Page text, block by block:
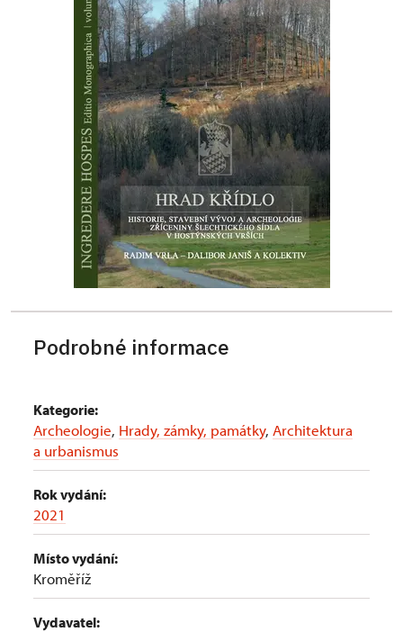
Podrobné informace
Kategorie:
Archeologie, Hrady, zámky, památky, Architektura
a urbanismus
Rok vydání:
2021
Místo vydání:
Kroměříž
Vydavatel: